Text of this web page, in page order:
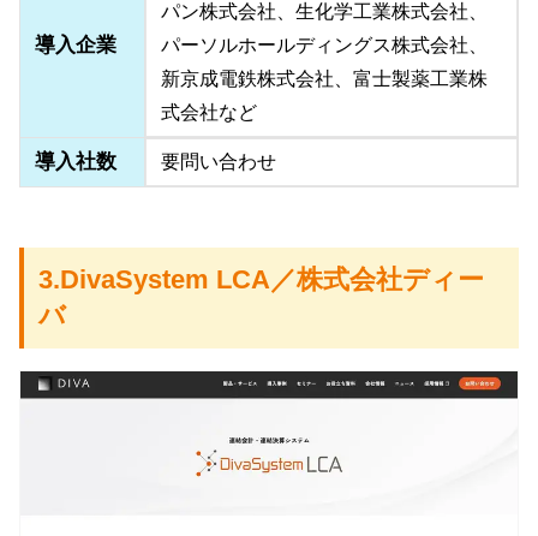
導入企業
パン株式会社、生化学工業株式会社、
パーソルホールディングス株式会社、
新京成電鉄株式会社、富士製薬工業株
式会社など
導入社数 要問い合わせ
3.DivaSystem LCA／株式会社ディー
バ